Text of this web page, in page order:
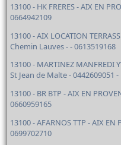
13100 - HK FRERES - AIX EN
0664942109
13100 - AIX LOCATION
Chemin Lauves - - 0613519168
13100 - MARTINEZ MANFREDI
St Jean de Malte - 0442609051 -
13100 - BR BTP - AIX EN
0660959165
13100 - AFARNOS TTP - AIX
0699702710